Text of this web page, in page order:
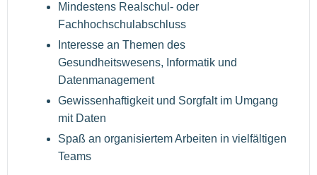
Mindestens Realschul- oder
Fachhochschulabschluss
Interesse an Themen des
Gesundheitswesens, Informatik und
Datenmanagement
Gewissenhaftigkeit und Sorgfalt im Umgang
mit Daten
Spaß an organisiertem Arbeiten in vielfältigen
Teams